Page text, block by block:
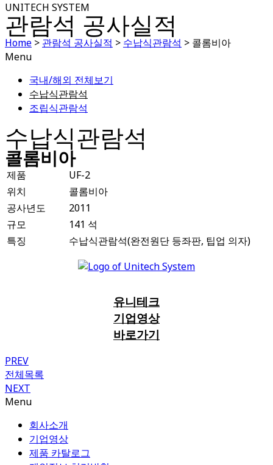
UNITECH SYSTEM
관람석 공사실적
Home > 관람석 공사실적 > 수납식관람석 > 콜롬비아
Menu
국내/해외 전체보기
수납식관람석
조립식관람석
수납식관람석
콜롬비아
제품
UF-2
위치
콜롬비아
공사년도
2011
규모
141 석
특징
수납식관람석(완전원단 등좌판, 팁업 의자)
유니테크
기업영상
바로가기
PREV
전체목록
NEXT
Menu
회사소개
기업영상
제품 카탈로그